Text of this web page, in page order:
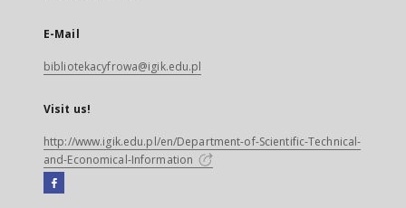
E-Mail
bibliotekacyfrowa@igik.edu.pl
Visit us!
http://www.igik.edu.pl/en/Department-of-Scientific-Technical-
and-Economical-Information
Facebook